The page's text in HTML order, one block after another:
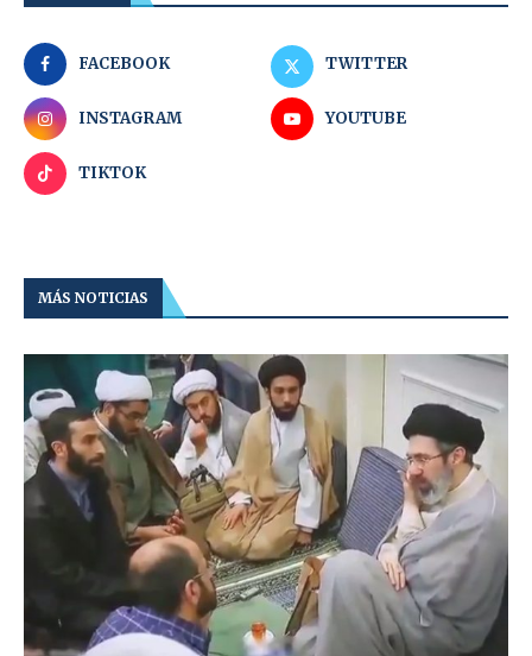
FACEBOOK TWITTER
INSTAGRAM YOUTUBE
TIKTOK
MÁS NOTICIAS